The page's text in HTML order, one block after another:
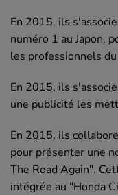
En 2015, ils
numéro 1 au Japon,
les professionnels
En 2015, ils
une publicité les
En 2015, ils
pour présenter une
The Road Again".
intégrée au "Honda